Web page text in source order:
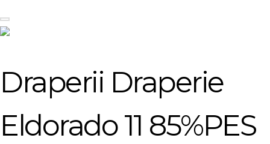
Draperii Draperie
Eldorado 11 85%PES